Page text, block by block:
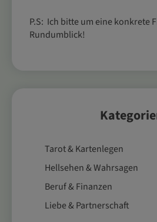
P.S: Ich bitte um eine konkrete
Rundumblick!
Tarot & Kartenlegen
Hellsehen & Wahrsagen
Beruf & Finanzen
Liebe & Partnerschaft